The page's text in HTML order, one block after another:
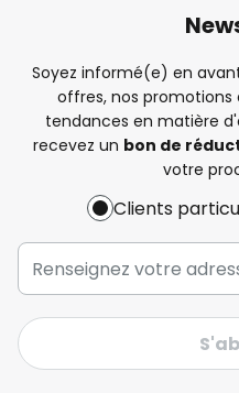
Soyez informé(e) en
offres, nos promotions
tendances en matière
recevez un bon de
votre
Clients